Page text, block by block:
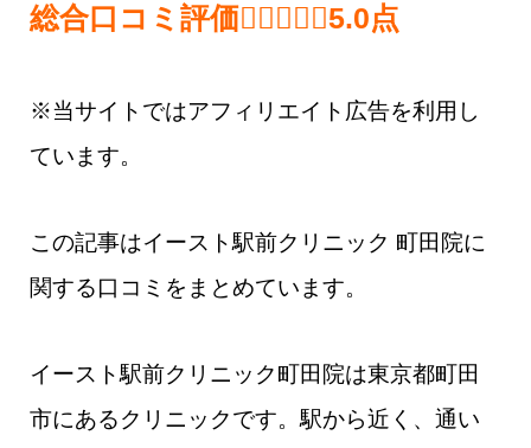
総合口コミ評価
5.0 out of 5.0
5.0点
※当サイトではアフィリエイト広告を利用し
ています。
この記事はイースト駅前クリニック 町田院​に
関する口コミをまとめています。
イースト駅前クリニック町田院は東京都町田
市にあるクリニックです。駅から近く、通い